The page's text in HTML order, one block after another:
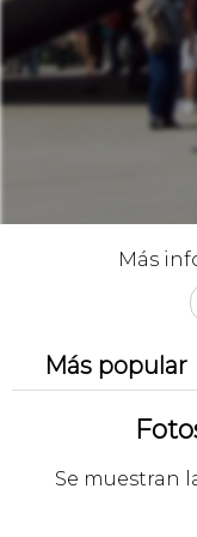
Más
Más popular
Cronológico
Se muestran